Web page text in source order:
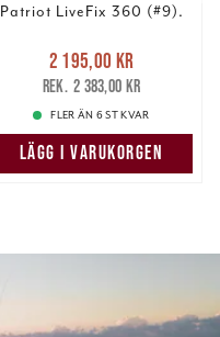
Patriot LiveFix 360 (#9).
Nuvarande pris
2 195,00 krTidigare pris
2 383,00 kr
2 195,00 kr
2 383,00 kr
FLER ÄN 6 ST KVAR
LÄGG I VARUKORGEN